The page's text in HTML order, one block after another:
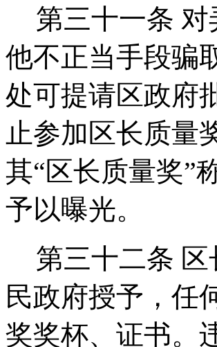
第三十一条 对
他不正当手段骗
处可提请区政府
止参加区长质量
其“区长质量奖”
予以曝光。
第三十二条
民政府授予，任
奖奖杯、证书。